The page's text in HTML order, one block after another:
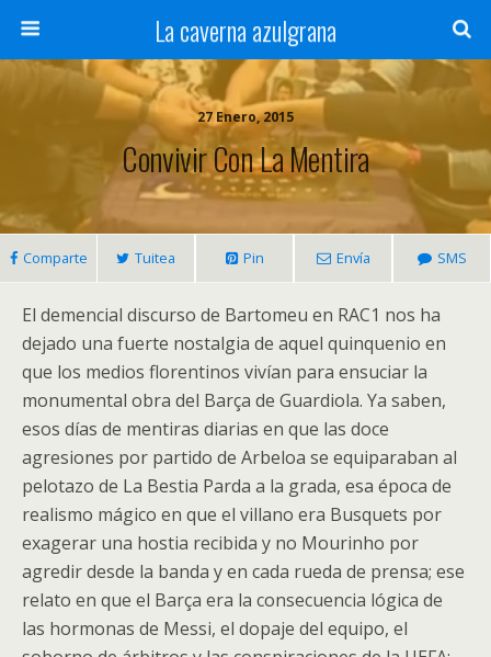
La caverna azulgrana
27 Enero, 2015
Convivir Con La Mentira
Comparte Tuitea Pin Envía SMS
El demencial discurso de Bartomeu en RAC1 nos ha
dejado una fuerte nostalgia de aquel quinquenio en
que los medios florentinos vivían para ensuciar la
monumental obra del Barça de Guardiola. Ya saben,
esos días de mentiras diarias en que las doce
agresiones por partido de Arbeloa se equiparaban al
pelotazo de La Bestia Parda a la grada, esa época de
realismo mágico en que el villano era Busquets por
exagerar una hostia recibida y no Mourinho por
agredir desde la banda y en cada rueda de prensa; ese
relato en que el Barça era la consecuencia lógica de
las hormonas de Messi, el dopaje del equipo, el